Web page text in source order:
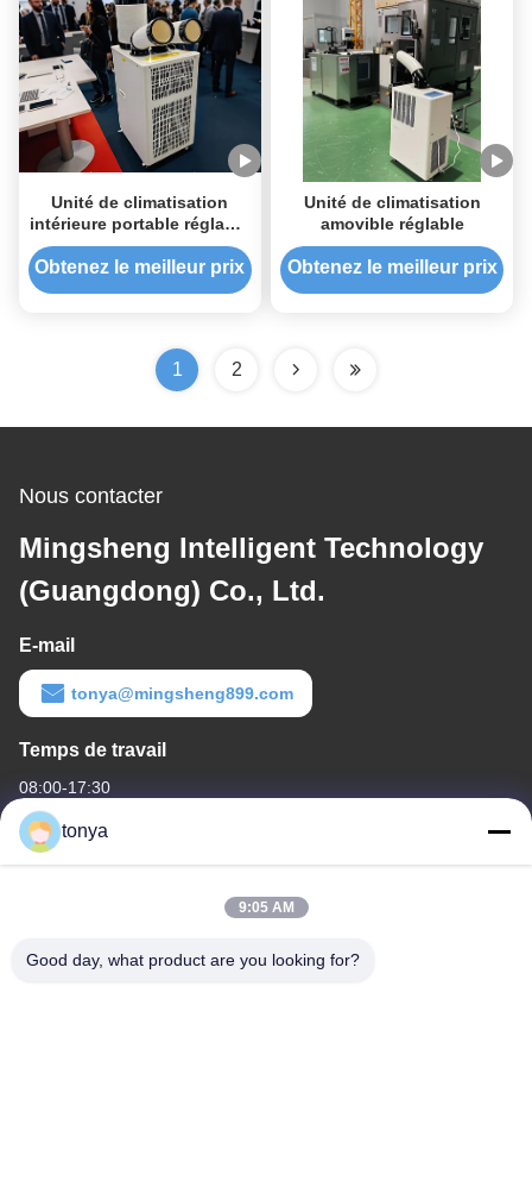
Unité de climatisation
intérieure portable réglable
par thermostat
personnalisée pour les
Obtenez le meilleur prix
Unité de climatisation
amovible réglable
Obtenez le meilleur prix
1 2
Nous contacter
Mingsheng Intelligent Technology
(Guangdong) Co., Ltd.
E-mail
tonya@mingsheng899.com
Temps de travail
08:00-17:30
Notre adresse
Une de "Non".2, rue Wende Quatrième, quartier de
tonya
9:05 AM
Good day, what product are you looking for?